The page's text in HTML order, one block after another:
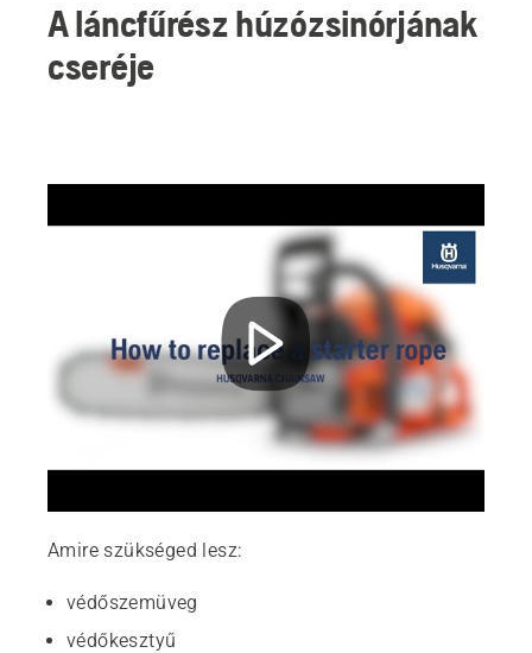
A láncfűrész húzózsinórjának
cseréje
Amire szükséged lesz:
védőszemüveg
védőkesztyű